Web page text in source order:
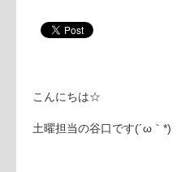
こんにちは☆
土曜担当の谷口です(´ω｀*)